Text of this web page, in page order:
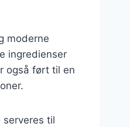
moderne
ingredienser
også ført til en
til